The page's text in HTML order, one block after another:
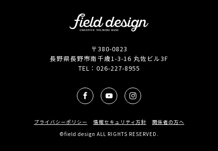
〒380-0823
長野県長野市南千歳1-3-16 丸佐ビル3F
TEL： 026-227-8955
プライバシーポリシー 情報セキュリティ方針
関係者の方へ
©field design ALL RIGHTS RESERVED.